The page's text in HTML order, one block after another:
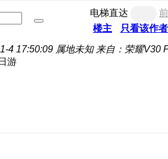
电梯直达
楼主
只看该作者
4 17:50:09 属地未知 来自：荣耀V30
游